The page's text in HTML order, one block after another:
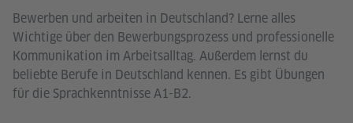
Bewerben und arbeiten in Deutschland? Lerne alles
Wichtige über den Bewerbungsprozess und professionelle
Kommunikation im Arbeitsalltag. Außerdem lernst du
beliebte Berufe in Deutschland kennen. Es gibt Übungen
für die Sprachkenntnisse A1-B2.